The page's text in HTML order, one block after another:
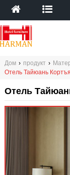
Дом › продукт ›
Отель Тайюань
Отель